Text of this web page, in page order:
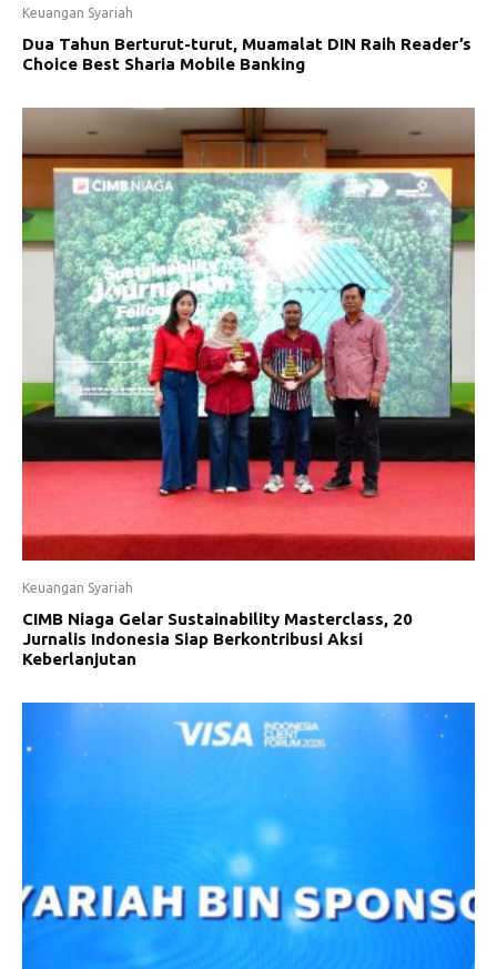
Keuangan Syariah
Dua Tahun Berturut-turut, Muamalat DIN Raih Reader’s
Choice Best Sharia Mobile Banking
Keuangan Syariah
CIMB Niaga Gelar Sustainability Masterclass, 20
Jurnalis Indonesia Siap Berkontribusi Aksi
Keberlanjutan